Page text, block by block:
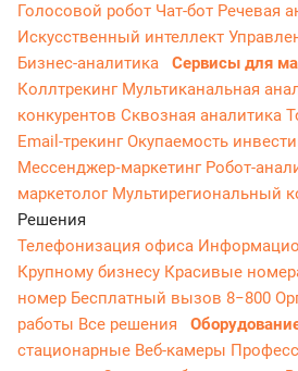
Голосовой робот Чат-бот Речевая
Искусственный интеллект
Бизнес-аналитика
Сервисы для
Коллтрекинг Мультиканальная
конкурентов Сквозная аналитика
Email-трекингОкупаемость
Мессенджер‑маркетинг Робот-
маркетолог Мультирегиональный
Решения
Телефонизация офиса
Крупному бизнесу Красивые
номер Бесплатный вызов 8−800
работы Все решения
стационарные Веб-камеры